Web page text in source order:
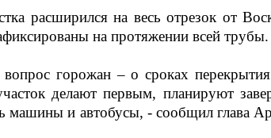
расширился на весь отрезок от
на протяжении всей трубы.
горожан – о сроках
делают первым, планируют
машины и автобусы, - сообщил глава